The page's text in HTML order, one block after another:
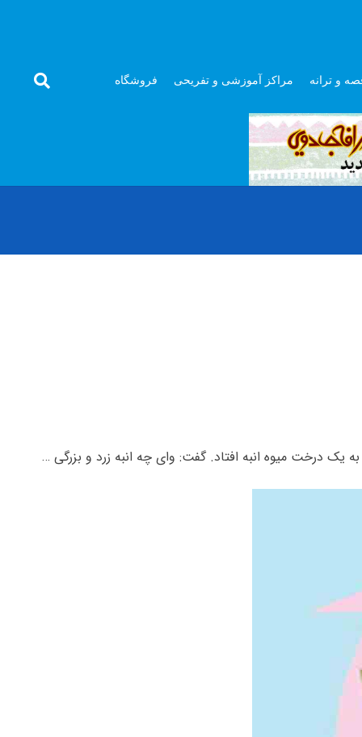
و ترانه مراکز آموزشی و تفریحی فروشگاه
یک درخت میوه انبه افتاد. گفت: وای چه انبه زرد و بزرگی …